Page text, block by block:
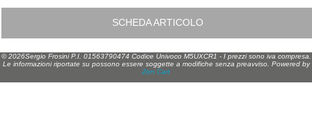
SCHEDA ARTICOLO
© 2026Sergio Frosini P.I. 01563790474 Codice Univoco M5UXCR1 - I prezzi sono iva compresa.
Le informazioni riportate su possono essere soggette a modifiche senza preavviso. Powered by
Zen Cart